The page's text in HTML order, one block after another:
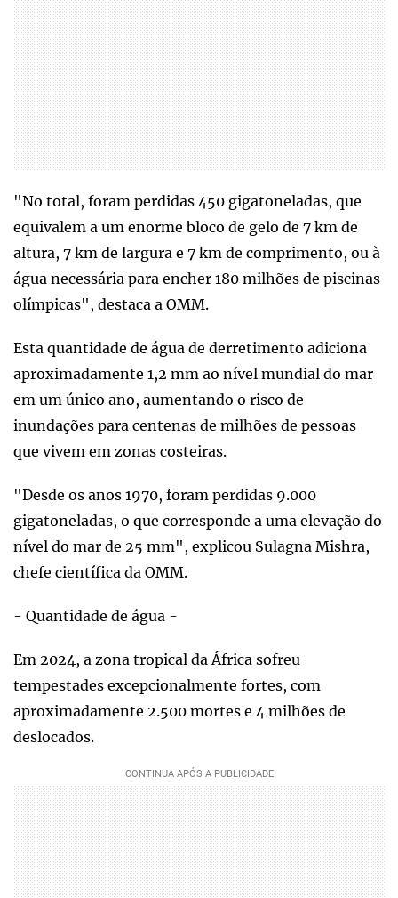
"No total, foram perdidas 450 gigatoneladas, que
equivalem a um enorme bloco de gelo de 7 km de
altura, 7 km de largura e 7 km de comprimento, ou à
água necessária para encher 180 milhões de piscinas
olímpicas", destaca a OMM.
Esta quantidade de água de derretimento adiciona
aproximadamente 1,2 mm ao nível mundial do mar
em um único ano, aumentando o risco de
inundações para centenas de milhões de pessoas
que vivem em zonas costeiras.
"Desde os anos 1970, foram perdidas 9.000
gigatoneladas, o que corresponde a uma elevação do
nível do mar de 25 mm", explicou Sulagna Mishra,
chefe científica da OMM.
- Quantidade de água -
Em 2024, a zona tropical da África sofreu
tempestades excepcionalmente fortes, com
aproximadamente 2.500 mortes e 4 milhões de
deslocados.